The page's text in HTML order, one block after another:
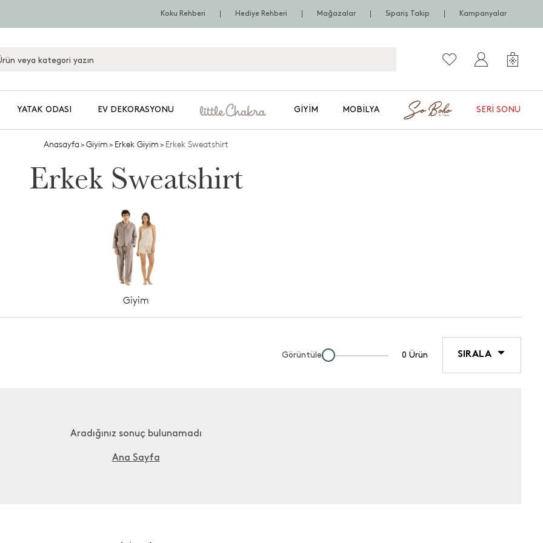
Koku Rehberi Hediye Rehberi Mağazalar Sipariş Takip Kampanyalar
YATAK ODASI EV DEKORASYONU GIYIM MOBILYA SERI SONU
Anasayfa>Giyim> Erkek Giyim> Erkek Sweatshirt
Erkek Sweatshirt
Giyim
Görüntüle 0 Ürün SIRALA
Aradığınız sonuç bulunamadı
Ana Sayfa